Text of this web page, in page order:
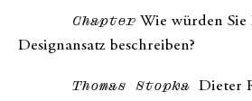
Chapter Wie würden Sie
Designansatz beschreiben?
Thomas Stopka Dieter